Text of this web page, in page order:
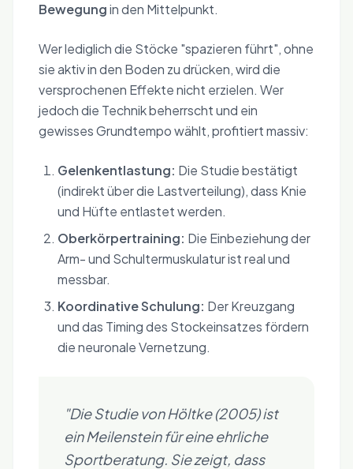
Bewegungin den Mittelpunkt.
Wer lediglich die Stöcke "spazieren führt", ohne
sie aktiv in den Boden zu drücken, wird die
versprochenen Effekte nicht erzielen. Wer
jedoch die Technik beherrscht und ein
gewisses Grundtempo wählt, profitiert massiv:
Gelenkentlastung: Die Studie bestätigt
(indirekt über die Lastverteilung), dass Knie
und Hüfte entlastet werden.
Oberkörpertraining: Die Einbeziehung der
Arm- und Schultermuskulatur ist real und
messbar.
Koordinative Schulung: Der Kreuzgang
und das Timing des Stockeinsatzes fördern
die neuronale Vernetzung.
"Die Studie von Höltke (2005) ist
ein Meilenstein für eine ehrliche
Sportberatung. Sie zeigt, dass